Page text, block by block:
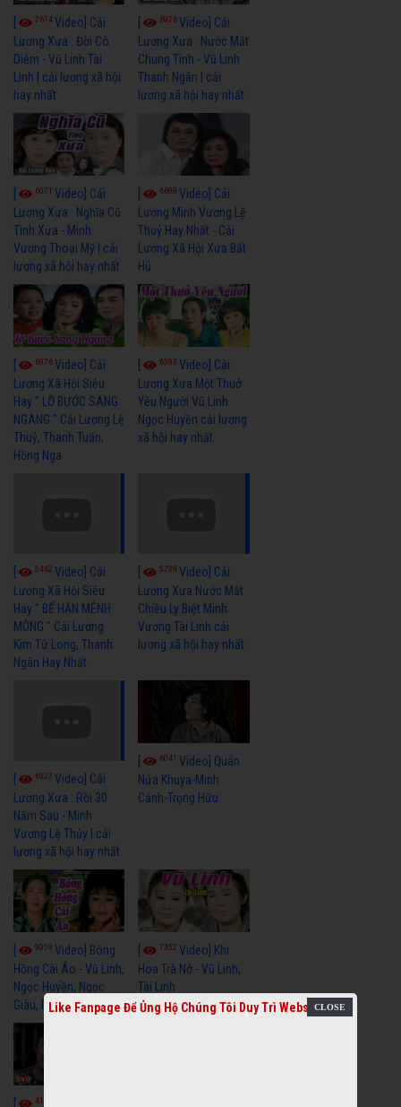
7674Video] Cải
Lương Xưa : Đời Cô
Diễm - Vũ Linh Tài
Linh | cải lương xã hội
hay nhất
6926Video] Cải
Lương Xưa : Nước Mắt
Chung Tình - Vũ Linh
Thanh Ngân | cải
lương xã hội hay nhất
6071 Video] Cải
Lương Xưa : Nghĩa Cũ
Tình Xưa - Minh
Vương Thoại Mỹ | cải
lương xã hội hay nhất
6688Video] Cải
Lương Minh Vương Lệ
Thuỷ Hay Nhất - Cải
Lương Xã Hội Xưa Bất
Hủ
6976Video] Cải
Lương Xã Hội Siêu
Hay " LỠ BƯỚC SANG
NGANG " Cải Lương Lệ
Thuỷ, Thanh Tuấn,
Hồng Nga
6393Video] Cải
Lương Xưa Một Thuở
Yêu Người Vũ Linh
Ngọc Huyền cải lương
xã hội hay nhất
5462 Video] Cải
Lương Xã Hội Siêu
Hay " BỂ HẬN MÊNH
MÔNG " Cải Lương
Kim Tử Long, Thanh
Ngân Hay Nhất
5739Video] Cải
Lương Xưa Nước Mắt
Chiều Ly Biệt Minh
Vương Tài Linh cải
lương xã hội hay nhất
6327 Video] Cải
Lương Xưa : Rồi 30
Năm Sau - Minh
Vương Lệ Thủy | cải
lương xã hội hay nhất
6041Video] Quán
Nửa Khuya-Minh
Cảnh-Trọng Hữu
9059 Video] Bông
Hồng Cài Áo - Vũ Linh,
Ngọc Huyền, Ngọc
Giàu, Diệp Lang
7352Video] Khi
Hoa Trà Nở - Vũ Linh,
Tài Linh
4110
Like Fanpage Để Ủng Hộ Chúng Tôi Duy Trì Website